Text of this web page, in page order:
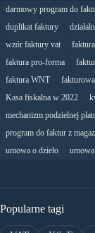
darmowy program do
duplikat faktury
wzór faktury vat
faktura pro-forma
faktura WNT
Kasa fiskalna w 2022
mechanizm podzielnej
program do faktur z
umowa o dzieło
Popularne tagi